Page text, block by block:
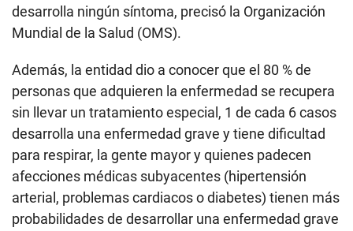
desarrolla ningún síntoma, precisó la Organización
Mundial de la Salud (OMS).
Además, la entidad dio a conocer que el 80 % de
personas que adquieren la enfermedad se recupera
sin llevar un tratamiento especial, 1 de cada 6 casos
desarrolla una enfermedad grave y tiene dificultad
para respirar, la gente mayor y quienes padecen
afecciones médicas subyacentes (hipertensión
arterial, problemas cardiacos o diabetes) tienen más
probabilidades de desarrollar una enfermedad grave